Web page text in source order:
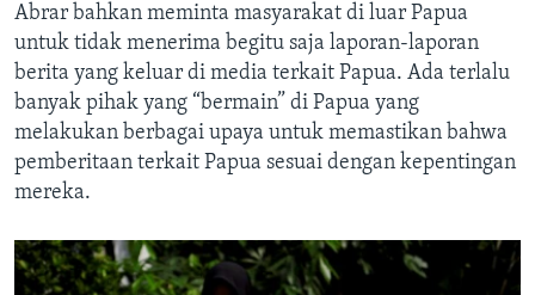
Abrar bahkan meminta masyarakat di luar Papua
untuk tidak menerima begitu saja laporan-laporan
berita yang keluar di media terkait Papua. Ada terlalu
banyak pihak yang “bermain” di Papua yang
melakukan berbagai upaya untuk memastikan bahwa
pemberitaan terkait Papua sesuai dengan kepentingan
mereka.